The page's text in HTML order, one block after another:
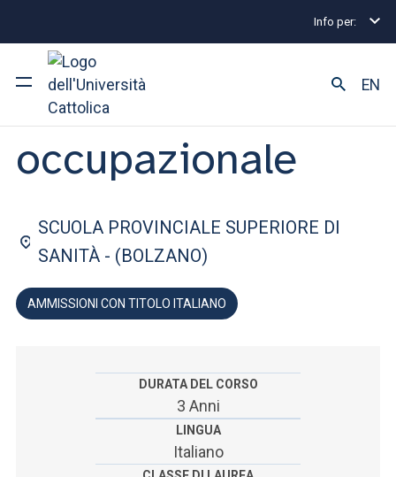
Info per:
Ateneo
Ricerca
Facoltà e campus
ACCEDI ALLA MAIL ICATT
SEI UN DOCENTE O UN MEMBRO DELLO STAFF
EN
Terapia
FACOLTÀ DI: MEDICINA E CHIRURGIA
Terapia
occupazionale
SCUOLA PROVINCIALE SUPERIORE DI
SANITÀ - (BOLZANO)
AMMISSIONI CON TITOLO ITALIANO
DURATA DEL CORSO
3 Anni
LINGUA
Italiano